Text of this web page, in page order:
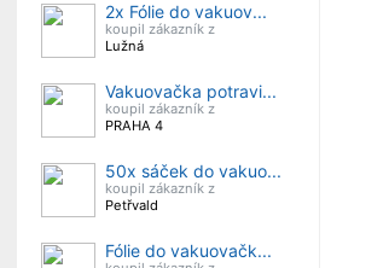
2x Fólie do vakuov...
koupil zákazník z
Lužná
Vakuovačka potravi...
koupil zákazník z
PRAHA 4
50x sáček do vakuo...
koupil zákazník z
Petřvald
Fólie do vakuovačk...